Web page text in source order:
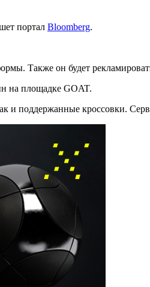
портал Bloomberg.
Также он будет
на площадке GOAT.
и поддержанные кроссовки.